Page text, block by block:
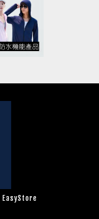
EasyStore